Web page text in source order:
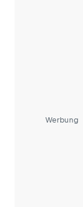
Werbung